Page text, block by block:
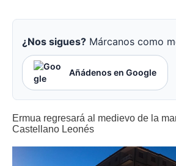
¿Nos sigues? Márcanos como
Añádenos en Google
Ermua regresará al medievo de la
Castellano Leonés